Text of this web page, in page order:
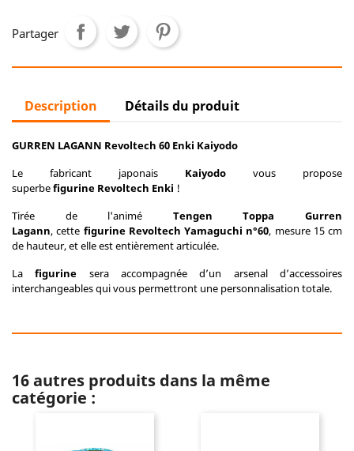
Partager
Description Détails du produit
GURREN LAGANN Revoltech 60 Enki Kaiyodo
Le fabricant japonais Kaiyodo vous propose
superbefigurine Revoltech Enki !
Tirée de l'animé Tengen Toppa Gurren
Lagann, cette figurine Revoltech Yamaguchi n°60, mesure 15 cm
de hauteur, et elle est entièrement articulée.
Lafigurine sera accompagnée d’un arsenal d’accessoires
interchangeables qui vous permettront une personnalisation totale.
16 autres produits dans la même
catégorie :